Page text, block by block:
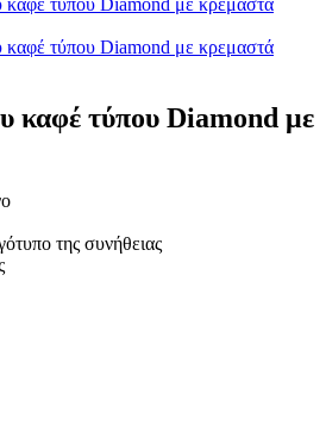
καφέ τύπου Diamond με
της συνήθειας